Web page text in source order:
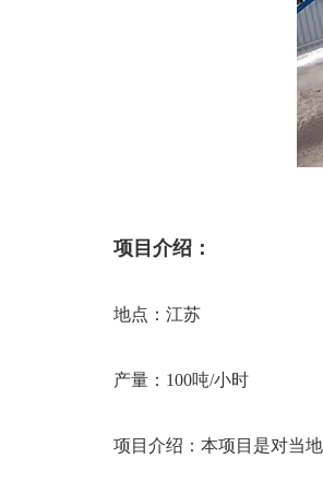
项目介绍：
地点：江苏
产量：100吨/小时
项目介绍：本项目是对当